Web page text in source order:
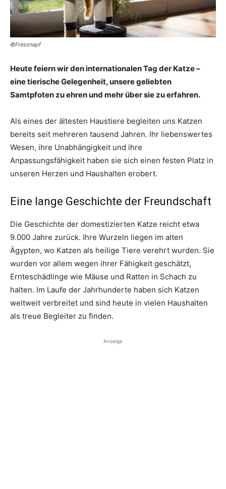
©Fressnapf
Heute feiern wir den internationalen Tag der Katze –
eine tierische Gelegenheit, unsere geliebten
Samtpfoten zu ehren und mehr über sie zu erfahren.
Als eines der ältesten Haustiere begleiten uns Katzen
bereits seit mehreren tausend Jahren. Ihr liebenswertes
Wesen, ihre Unabhängigkeit und ihre
Anpassungsfähigkeit haben sie sich einen festen Platz in
unseren Herzen und Haushalten erobert.
Eine lange Geschichte der Freundschaft
Die Geschichte der domestizierten Katze reicht etwa
9.000 Jahre zurück. Ihre Wurzeln liegen im alten
Ägypten, wo Katzen als heilige Tiere verehrt wurden. Sie
wurden vor allem wegen ihrer Fähigkeit geschätzt,
Ernteschädlinge wie Mäuse und Ratten in Schach zu
halten. Im Laufe der Jahrhunderte haben sich Katzen
weltweit verbreitet und sind heute in vielen Haushalten
als treue Begleiter zu finden.
Anzeige